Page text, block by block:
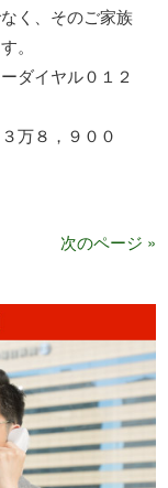
く、そのご家族
。
ダイヤル０１２
万８，９００
次のページ »